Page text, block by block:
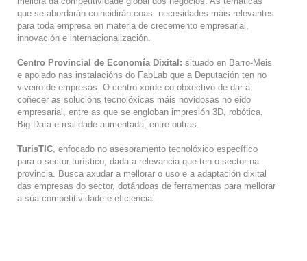
que se abordarán coincidirán coas necesidades máis relevantes
para toda empresa en materia de crecemento empresarial,
innovación e internacionalización.
Centro Provincial de Economía Dixital: situado en Barro-Meis
e apoiado nas instalacións do FabLab que a Deputación ten no
viveiro de empresas. O centro xorde co obxectivo de dar a
coñecer as solucións tecnolóxicas máis novidosas no eido
empresarial, entre as que se engloban impresión 3D, robótica,
Big Data e realidade aumentada, entre outras.
TurisTIC, enfocado no asesoramento tecnolóxico específico
para o sector turístico, dada a relevancia que ten o sector na
provincia. Busca axudar a mellorar o uso e a adaptación dixital
das empresas do sector, dotándoas de ferramentas para mellorar
a súa competitividade e eficiencia.